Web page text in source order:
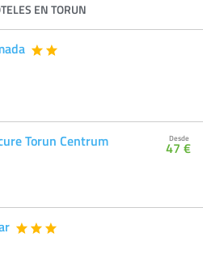
EN TORUN
Torun Centrum Desde
47 €